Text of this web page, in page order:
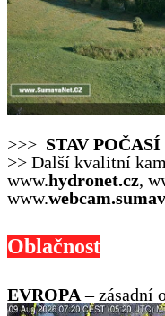
>>> STAV
>> Další kvalitní
www.hydronet.cz,
www.
Oblačnost
EVROPA– zásadní